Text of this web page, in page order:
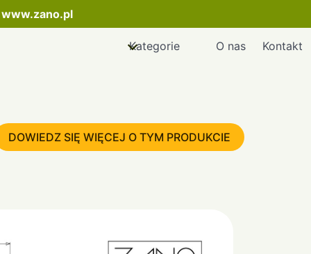
www.zano.pl
Kategorie O nas Kontakt
DOWIEDZ SIĘ WIĘCEJ O TYM PRODUKCIE